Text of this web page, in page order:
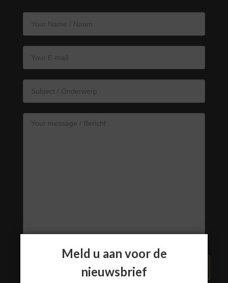
VERZEND BERICHT
Meld u aan voor de
nieuwsbrief